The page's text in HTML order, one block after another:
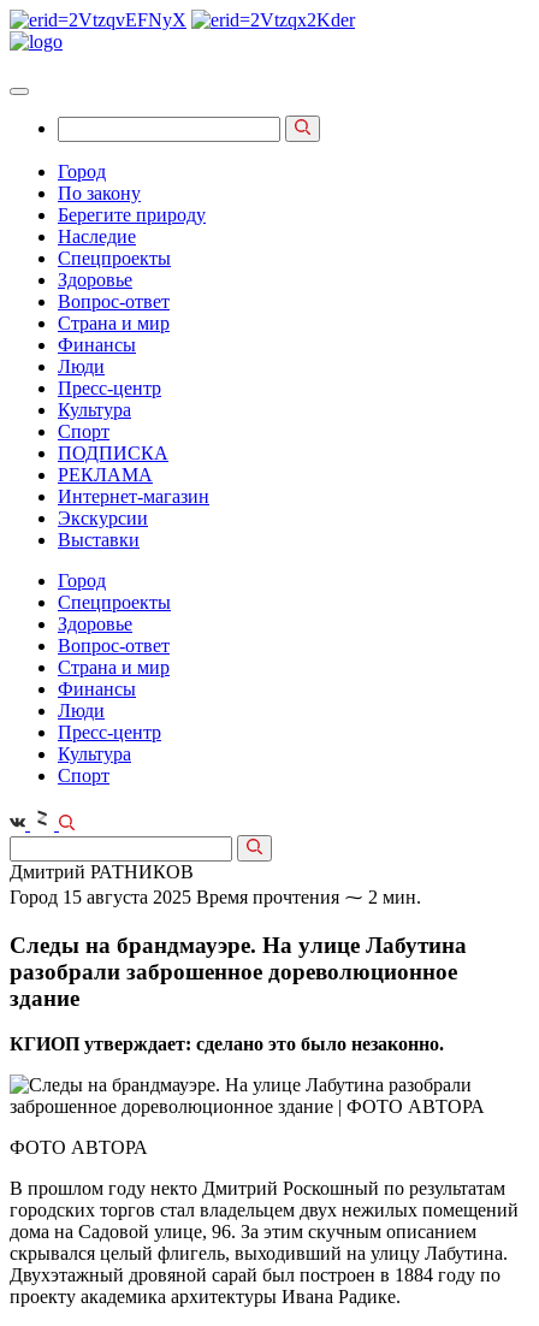
Город
По закону
Берегите природу
Наследие
Спецпроекты
Здоровье
Вопрос-ответ
Страна и мир
Финансы
Люди
Пресс-центр
Культура
Спорт
ПОДПИСКА
РЕКЛАМА
Интернет-магазин
Экскурсии
Выставки
Город
Спецпроекты
Здоровье
Вопрос-ответ
Страна и мир
Финансы
Люди
Пресс-центр
Культура
Спорт
Дмитрий РАТНИКОВ
Город 15 августа 2025 Время прочтения ⁓ 2 мин.
Следы на брандмауэре. На улице Лабутина
разобрали заброшенное дореволюционное
здание
КГИОП утверждает: сделано это было незаконно.
ФОТО АВТОРА
В прошлом году некто Дмитрий Роскошный по результатам
городских торгов стал владельцем двух нежилых помещений
дома на Садовой улице, 96. За этим скучным описанием
скрывался целый флигель, выходивший на улицу Лабутина.
Двухэтажный дровяной сарай был построен в 1884 году по
проекту академика архитектуры Ивана Радике.